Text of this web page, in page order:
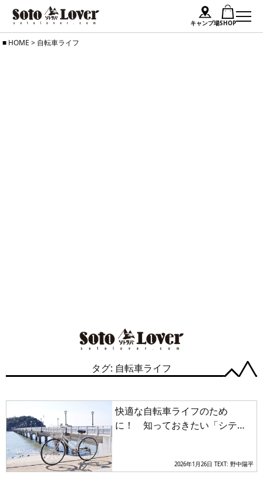
キャンプ場SHOP
SkipHOME > 自転車ライフ
タグ: 自転車ライフ
快適な自転車ライフのため
に！ 知っておきたい「シティ
2026年1月26日 TEXT: 野中陽平